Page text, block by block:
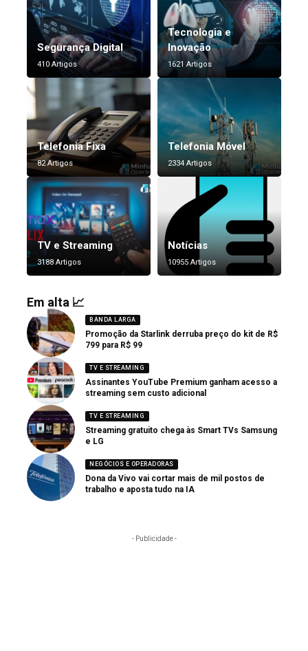
Segurança Digital
410 Artigos
Tecnologia e
Inovação
1621 Artigos
Telefonia Fixa
82 Artigos
Telefonia Móvel
2334 Artigos
TV e Streaming
3188 Artigos
Notícias
10955 Artigos
Em alta 📈
BANDA LARGA
Promoção da Starlink derruba preço do kit de R$
799 para R$ 99
TV E STREAMING
Assinantes YouTube Premium ganham acesso a
streaming sem custo adicional
TV E STREAMING
Streaming gratuito chega às Smart TVs Samsung
e LG
NEGÓCIOS E OPERADORAS
Dona da Vivo vai cortar mais de mil postos de
trabalho e aposta tudo na IA
- Publicidade -